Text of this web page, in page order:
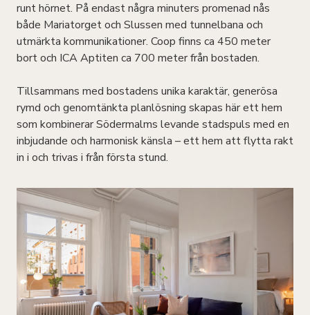
runt hörnet. På endast några minuters promenad nås
både Mariatorget och Slussen med tunnelbana och
utmärkta kommunikationer. Coop finns ca 450 meter
bort och ICA Aptiten ca 700 meter från bostaden.
Tillsammans med bostadens unika karaktär, generösa
rymd och genomtänkta planlösning skapas här ett hem
som kombinerar Södermalms levande stadspuls med en
inbjudande och harmonisk känsla – ett hem att flytta rakt
in i och trivas i från första stund.